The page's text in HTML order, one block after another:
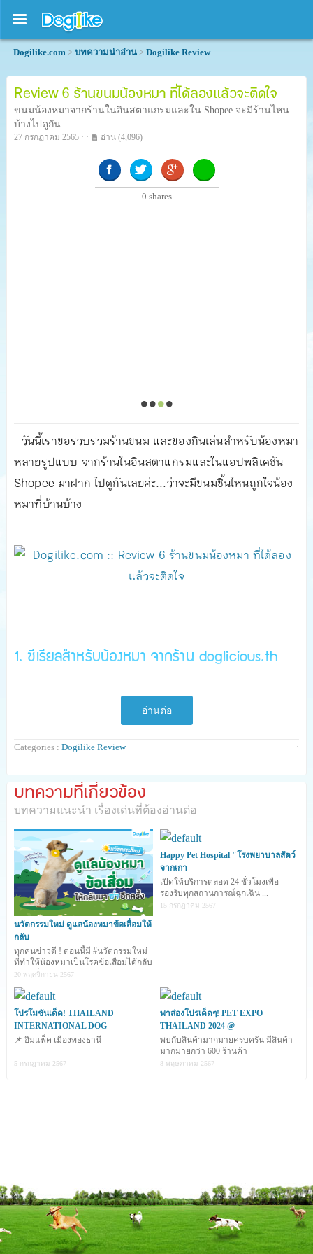
Dogilike.com > บทความน่าอ่าน > Dogilike Review
Review 6 ร้านขนมน้องหมา ที่ได้ลองแล้วจะติดใจ
ขนมน้องหมาจากร้านในอินสตาแกรมและใน Shopee จะมีร้านไหน
บ้างไปดูกัน
27 กรกฏาคม 2565 · · อ่าน (4,096)
0 shares
วันนี้เราขอรวบรวมร้านขนม และของกินเล่นสำหรับน้องหมา
หลายรูปแบบ จากร้านในอินสตาแกรมและในแอปพลิเคชัน
Shopee มาฝาก ไปดูกันเลยค่ะ…ว่าจะมีขนมชิ้นไหนถูกใจน้อง
หมาที่บ้านบ้าง
1. ซีเรียลสำหรับน้องหมา จากร้าน doglicious.th
สายซีเรียลห้ามพลาด doglicious.th ร้านขนมน้องหมา
แบรนด์ดัง จัดทำซีเรียลสำหรับน้องหมาน้องแมว จัดมา 7
แบบ 7 รสชาติไปเลย ทั้งรสไก่ รสเนื้อ รสปลา และรสอื่น ๆ
พิซซ่า และขนมต่าง ๆ สำหรับน้องหมา ปลอดภัยต่อสุขภาพ
และสุดแสนจะน่ากิน
Line : @doglicious.th
www.instagram.com/doglicious.th/
อ่านต่อ
Categories : Dogilike Review ·
บทความที่เกี่ยวข้อง
บทความแนะนำ เรื่องเด่นที่ต้องอ่านต่อ
นวัตกรรมใหม่ ดูแลน้องหมาข้อเสื่อมให้
กลับ
ทุกคนข่าวดี ! ตอนนี้มี #นวัตกรรมใหม่
ที่ทำให้น้องหมาเป็นโรคข้อเสื่อมได้กลับ
มาซ่าอีกคร
20 พฤศจิกายน 2567
Happy Pet Hospital "โรงพยาบาลสัตว์
จากเกา
เปิดให้บริการตลอด 24 ชั่วโมงเพื่อ
รองรับทุกสถานการณ์ฉุกเฉิน ...
15 กรกฎาคม 2567
โปรโมชันเด็ด! THAILAND
INTERNATIONAL DOG
📌 อิมแพ็ค เมืองทองธานี
5 กรกฎาคม 2567
พาส่องโปรเด็ดๆ! PET EXPO
THAILAND 2024 @
พบกับสินค้ามากมายครบครัน มีสินค้า
มากมายกว่า 600 ร้านค้า
8 พฤษภาคม 2567